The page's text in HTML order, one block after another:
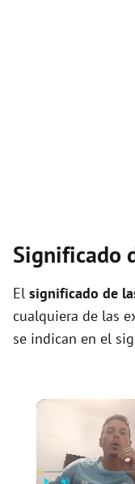
Significado
El significado de
cualquiera de las
se indican en el